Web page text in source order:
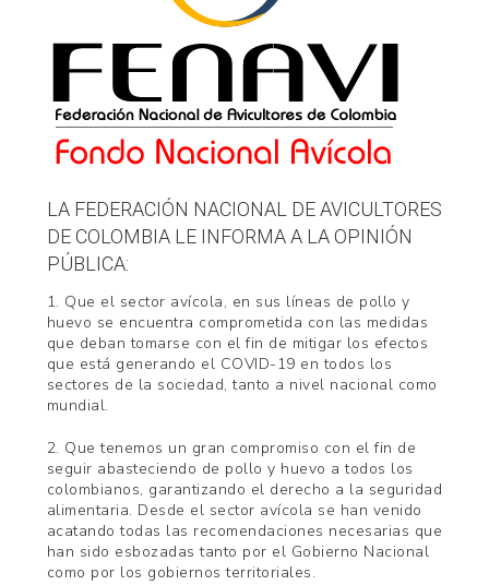
LA FEDERACIÓN NACIONAL DE AVICULTORES
DE COLOMBIA LE INFORMA A LA OPINIÓN
PÚBLICA:
1. Que el sector avícola, en sus líneas de pollo y
huevo se encuentra comprometida con las medidas
que deban tomarse con el fin de mitigar los efectos
que está generando el COVID-19 en todos los
sectores de la sociedad, tanto a nivel nacional como
mundial.
2. Que tenemos un gran compromiso con el fin de
seguir abasteciendo de pollo y huevo a todos los
colombianos, garantizando el derecho a la seguridad
alimentaria. Desde el sector avícola se han venido
acatando todas las recomendaciones necesarias que
han sido esbozadas tanto por el Gobierno Nacional
como por los gobiernos territoriales.